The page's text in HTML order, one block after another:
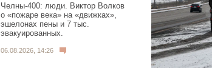
Челны-400: люди. Виктор Волков
о «пожаре века» на «движках»,
эшелонах пены и 7 тыс.
эвакуированных.
06.08.2026, 14:26